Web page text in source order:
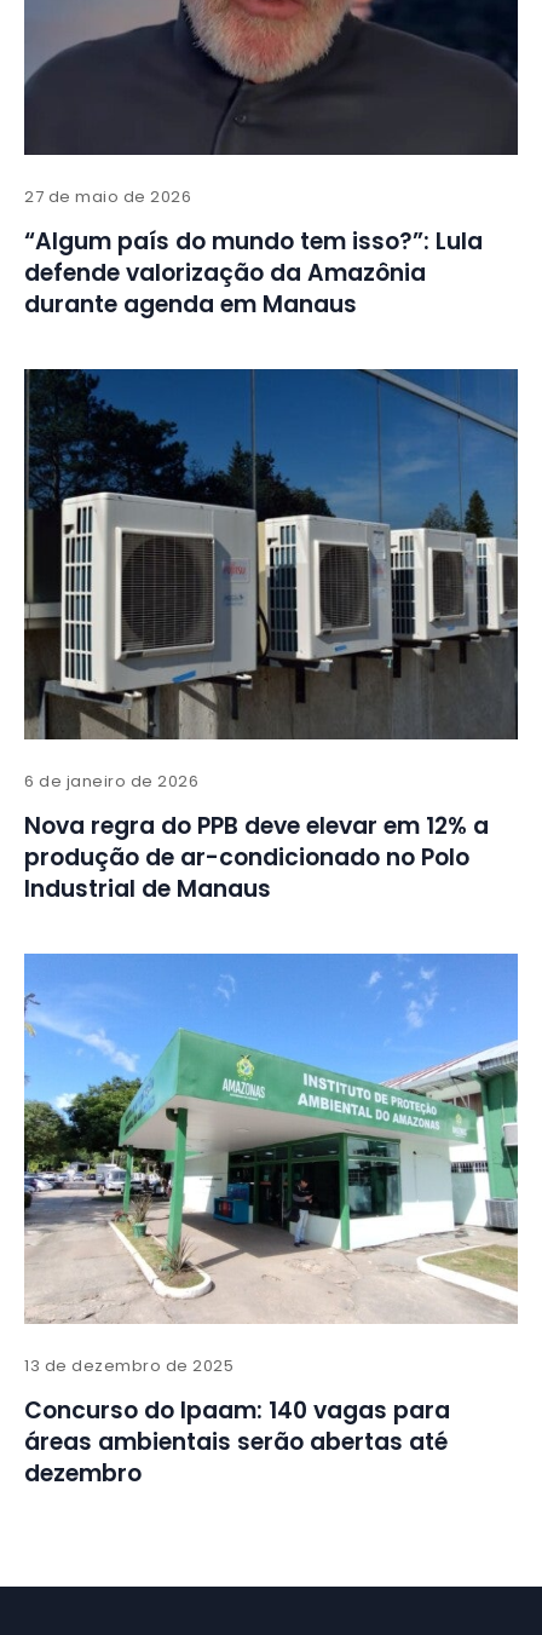
27 de maio de 2026
“Algum país do mundo tem isso?”: Lula
defende valorização da Amazônia
durante agenda em Manaus
6 de janeiro de 2026
Nova regra do PPB deve elevar em 12% a
produção de ar-condicionado no Polo
Industrial de Manaus
13 de dezembro de 2025
Concurso do Ipaam: 140 vagas para
áreas ambientais serão abertas até
dezembro